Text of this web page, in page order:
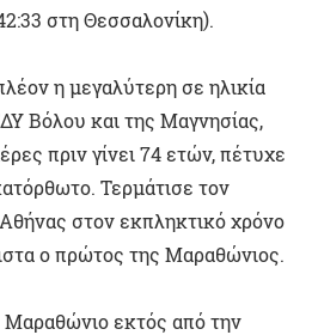
στη Θεσσαλονίκη).
η μεγαλύτερη σε ηλικία
Βόλου και της Μαγνησίας,
πριν γίνει 74 ετών, πέτυχε
Τερμάτισε τον
στον εκπληκτικό χρόνο
ο πρώτος της Μαραθώνιος.
εκτός από την